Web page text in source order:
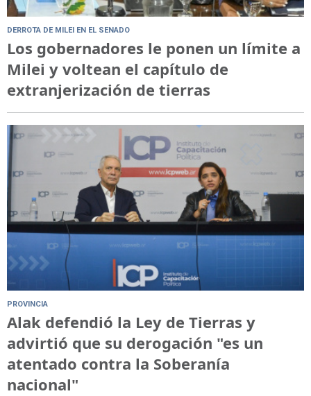
DERROTA DE MILEI EN EL SENADO
Los gobernadores le ponen un límite a
Milei y voltean el capítulo de
extranjerización de tierras
PROVINCIA
Alak defendió la Ley de Tierras y
advirtió que su derogación "es un
atentado contra la Soberanía
nacional"